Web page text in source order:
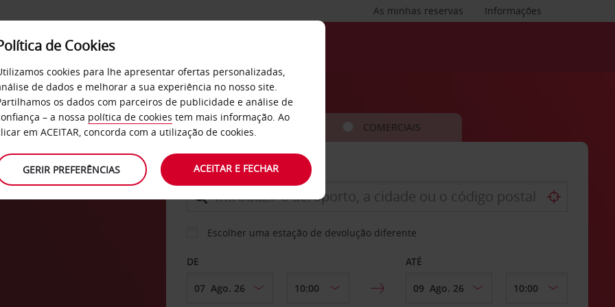
Informações
As minhas reservas
SERVIÇOS EMPRESAS
CARRO COMERCIAIS
LEVANTAR EM
Escolher uma estação de devolução diferente
DE ATÉ
de Cookies
cookies para lhe apresentar ofertas personalizadas,
de dados e melhorar a sua experiência no nosso site.
os dados com parceiros de publicidade e análise de
– a nossa política de cookies tem mais informação. Ao
em ACEITAR, concorda com a utilização de cookies.
GERIR PREFERÊNCIAS ACEITAR E FECHAR